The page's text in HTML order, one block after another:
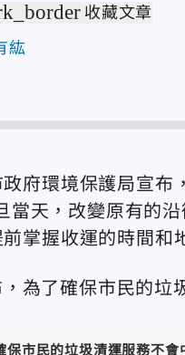
收藏文章
紘
府環境保護局宣
當天，改變原有的
掌握收運的時間和
市民的垃圾清運服務不